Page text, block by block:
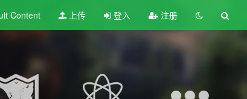
Content 上传 登入 注册